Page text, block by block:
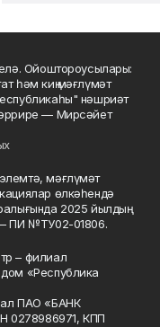
Ойоштороусылары:
һәм киң мәғлүмәт
нәшриәт
— Мирсәйет
мәғлүмәт
өлкәһендә
2025 йылдың
ПИ №ТУ02-01806.
– филиал
«Республика
ПАО «БАНК
0278986971, КПП